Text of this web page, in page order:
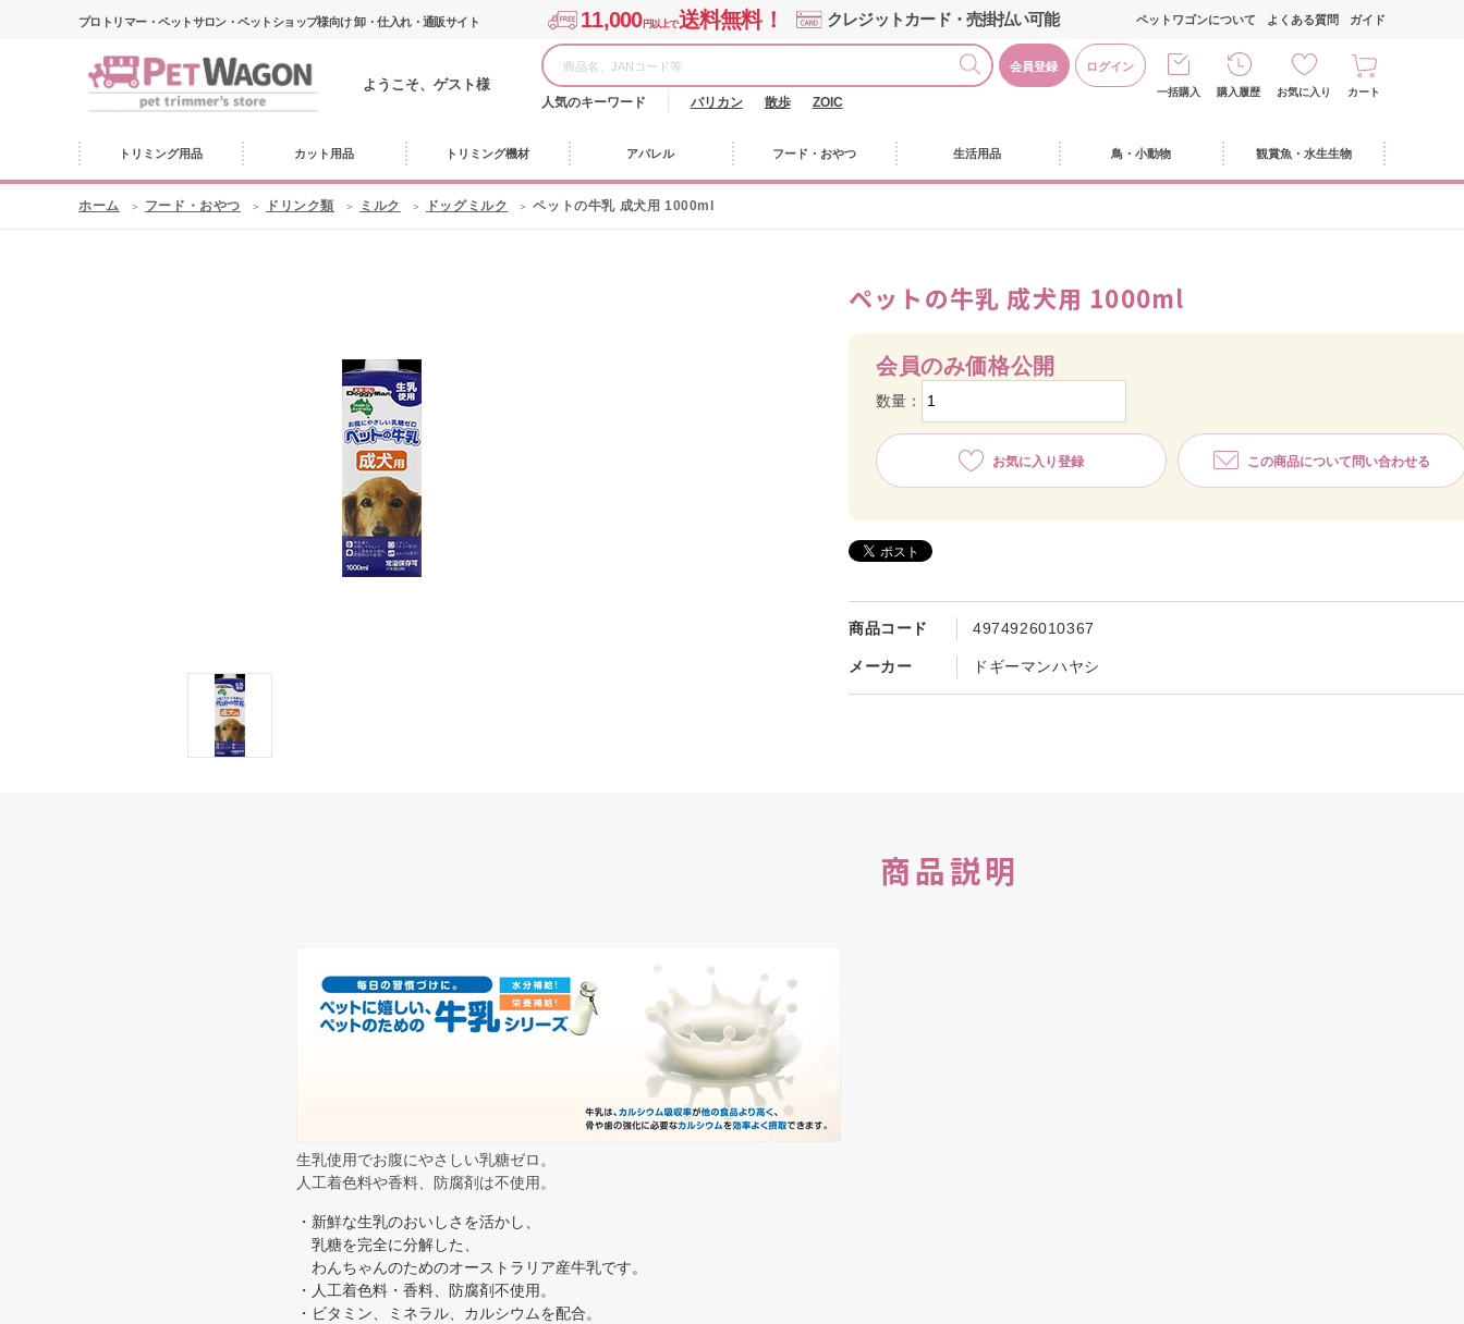
プロトリマー・ペットサロン・ペットショップ様向け 卸・仕入れ・通販サイト 11,000円以上で送料無料！ クレジットカード・売掛払い可能
ようこそ、ゲスト様
会員登録 ログイン
人気のキーワード バリカン 散歩 ZOIC
ペットワゴンについて よくある質問 ガイド
一括購入 購入履歴 お気に入り カート
トリミング用品 カット用品 トリミング機材 アパレル フード・おやつ 生活用品 鳥・小動物 観賞魚・水生生物
ホーム フード・おやつ ドリンク類 ミルク ドッグミルク ペットの牛乳 成犬用 1000ml
ペットの牛乳 成犬用 1000ml
商品コード 4974926010367
メーカー ドギーマンハヤシ
会員のみ価格公開
数量：
お気に入り登録 この商品について問い合わせる
商品説明
生乳使用でお腹にやさしい乳糖ゼロ。
人工着色料や香料、防腐剤は不使用。
・新鮮な生乳のおいしさを活かし、
乳糖を完全に分解した、
わんちゃんのためのオーストラリア産牛乳です。
・人工着色料・香料、防腐剤不使用。
・ビタミン、ミネラル、カルシウムを配合。